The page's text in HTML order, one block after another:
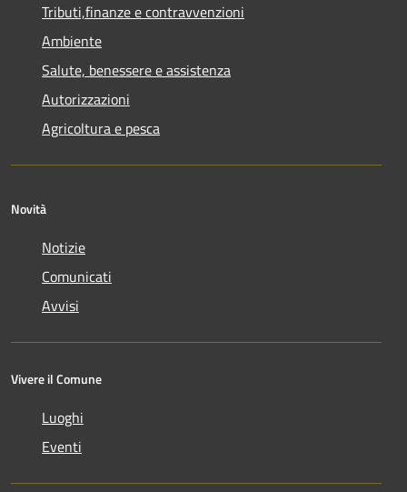
Tributi,finanze e contravvenzioni
Ambiente
Salute, benessere e assistenza
Autorizzazioni
Agricoltura e pesca
Novità
Notizie
Comunicati
Avvisi
Vivere il Comune
Luoghi
Eventi